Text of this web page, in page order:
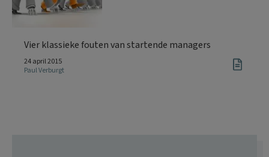
Vier klassieke fouten van startende managers
24 april 2015
Paul Verburgt